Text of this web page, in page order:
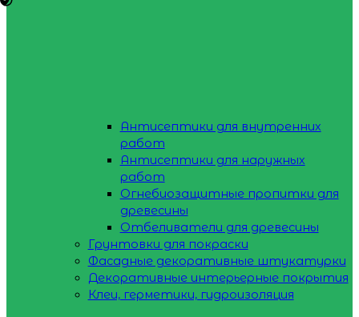
Антисептики для внутренних
работ
Антисептики для наружных
работ
Огнебиозащитные пропитки для
древесины
Отбеливатели для древесины
Грунтовки для покраски
Фасадные декоративные штукатурки
Декоративные интерьерные покрытия
Клеи, герметики, гидроизоляция